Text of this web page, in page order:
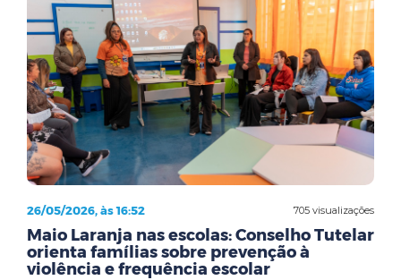
705 visualizações
26/05/2026, às 16:52
Maio Laranja nas escolas: Conselho Tutelar
orienta famílias sobre prevenção à
violência e frequência escolar